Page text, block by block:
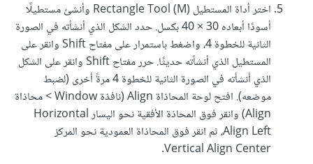
اختر أداة المستطيل Rectangle Tool (M) وأنشئ مستطيلًا
أسودًا أبعاده 30 × 40 بكسل. حدد الشكل الذي أنشأته في الصورة
الثانية للخطوة 4، واضغط باستمرار على مفتاح Shift وانقر على
المستطيل الذي أنشأته حديثًا. حرر مفتاح Shift وانقر على الشكل
الذي أنشأته في الصورة الثانية للخطوة 4 مرةً أخرى (لضبط
موضعه). افتح لوحة المحاذاة Align (نافذة Window > محاذاة
Align) وانقر فوق المحاذة الأفقية نحو اليسار Horizontal
Align Left، ثم انقر فوق المحاذاة العمودية نحو المركز
Vertical Align Center.